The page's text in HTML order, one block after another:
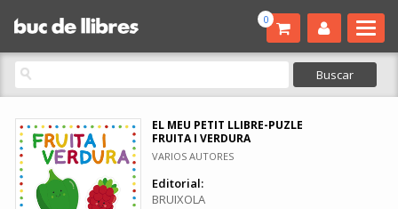
0
EL MEU PETIT LLIBRE-PUZLE
FRUITA I VERDURA
VARIOS AUTORES
Editorial:
BRUIXOLA